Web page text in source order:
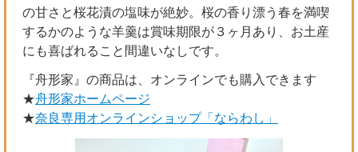
の甘さと桜花漬の塩味が絶妙。桜の香り漂う春を満喫
するかのような羊羹は賞味期限が３ヶ月あり、お土産
にも喜ばれること間違いなしです。
『舟形家』の商品は、オンラインでも購入できます
★舟形家ホームページ
★奈良専用オンラインショップ「ならわし」